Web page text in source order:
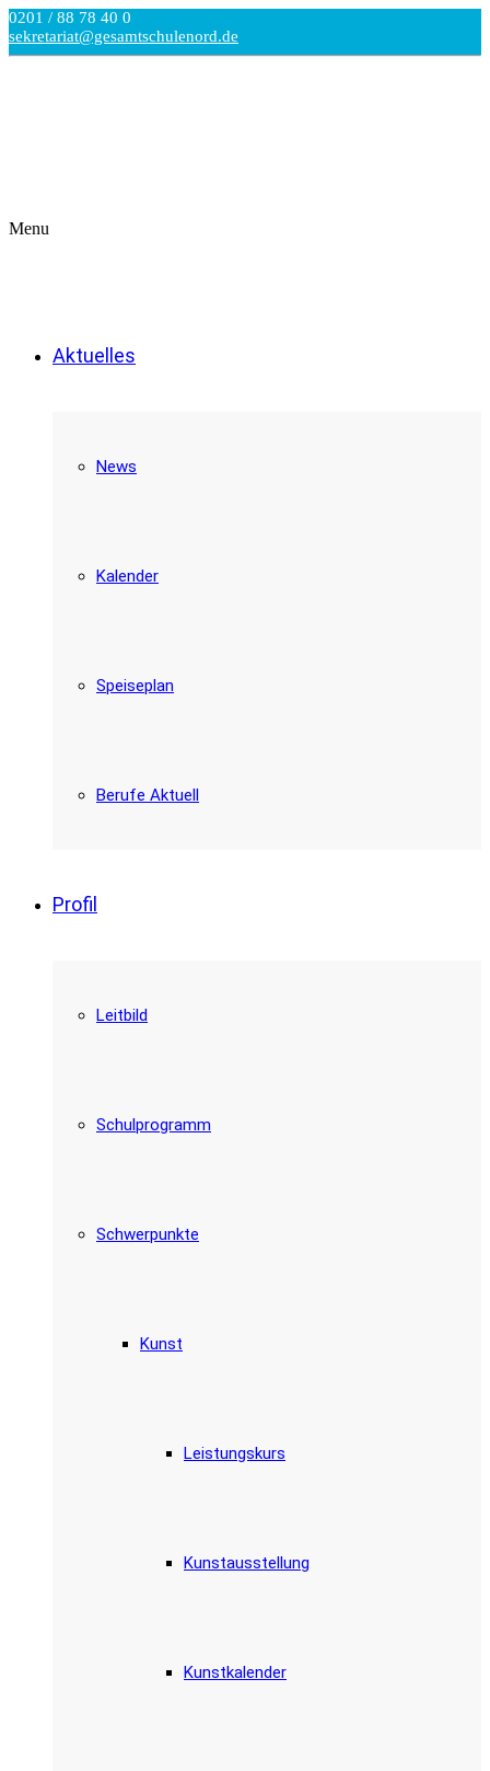
0201 / 88 78 40 0
sekretariat@gesamtschulenord.de
Menu
Aktuelles
News
Kalender
Speiseplan
Berufe Aktuell
Profil
Leitbild
Schulprogramm
Schwerpunkte
Kunst
Leistungskurs
Kunstausstellung
Kunstkalender